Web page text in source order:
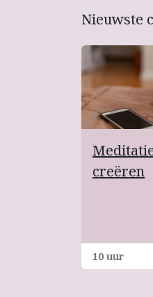
Nieuwste
creëren
10 uur